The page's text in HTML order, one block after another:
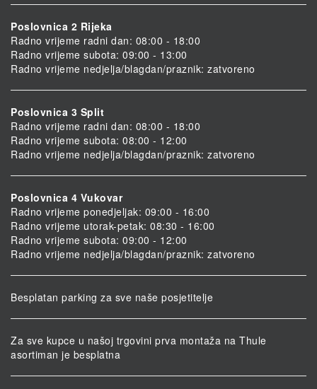
Poslovnica 2 Rijeka
Radno vrijeme radni dan: 08:00 - 18:00
Radno vrijeme subota: 09:00 - 13:00
Radno vrijeme nedjelja/blagdan/praznik: zatvoreno
Poslovnica 3 Split
Radno vrijeme radni dan: 08:00 - 18:00
Radno vrijeme subota: 08:00 - 12:00
Radno vrijeme nedjelja/blagdan/praznik: zatvoreno
Poslovnica 4 Vukovar
Radno vrijeme ponedjeljak: 09:00 - 16:00
Radno vrijeme utorak-petak: 08:30 - 16:00
Radno vrijeme subota: 09:00 - 12:00
Radno vrijeme nedjelja/blagdan/praznik: zatvoreno
Besplatan parking za sve naše posjetitelje
Za sve kupce u našoj trgovini prva montaža na Thule
asortiman je besplatna